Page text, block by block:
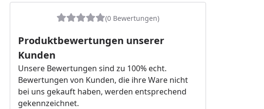
(0 Bewertungen)
Produktbewertungen unserer
Kunden
Unsere Bewertungen sind zu 100% echt.
Bewertungen von Kunden, die ihre Ware nicht
bei uns gekauft haben, werden entsprechend
gekennzeichnet.